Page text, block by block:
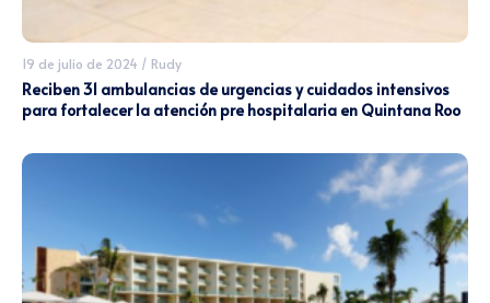
19 de julio de 2024 / Rudy
Reciben 31 ambulancias de urgencias y cuidados intensivos
para fortalecer la atención pre hospitalaria en Quintana Roo